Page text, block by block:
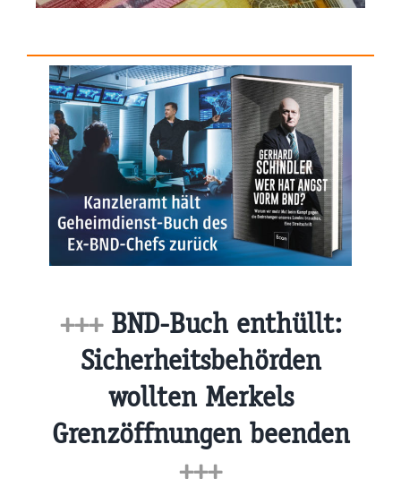
+++BND-Buch enthüllt:
Sicherheitsbehörden
wollten Merkels
Grenzöffnungen beenden
+++